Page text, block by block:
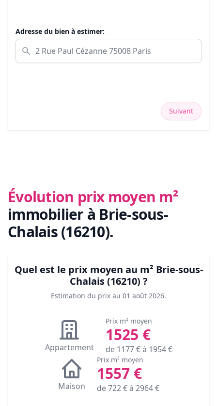
Adresse du bien à estimer:
Suivant
Évolution prix moyen m²
immobilier à Brie-sous-
Chalais (16210).
Quel est le prix moyen au m² Brie-sous-
Chalais (16210) ?
Estimation du prix au 01 août 2026.
Appartement
Prix m² moyen
1525 €
de 1177€ à 1954€
Maison
Prix m² moyen
1557€
de722€ à 2964€